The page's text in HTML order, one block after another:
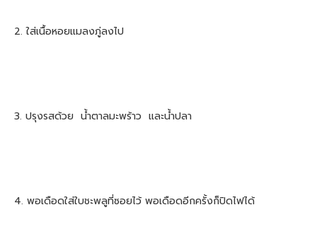
2. ใส่เนื้อหอยแมลงภู่ลงไป
3. ปรุงรสด้วย น้ำตาลมะพร้าว และน้ำปลา
4. พอเดือดใส่ใบชะพลูที่ซอยไว้ พอเดือดอีกครั้งก็ปิดไฟได้